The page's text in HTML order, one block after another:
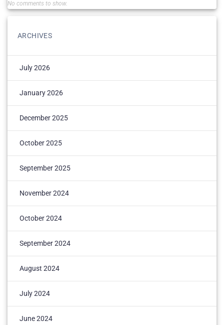
No comments to show.
ARCHIVES
July 2026
January 2026
December 2025
October 2025
September 2025
November 2024
October 2024
September 2024
August 2024
July 2024
June 2024